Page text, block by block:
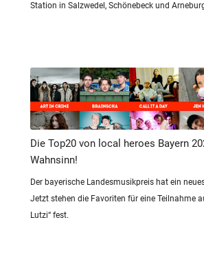
Station in Salzwedel, Schönebeck und
Die Top20 von local heroes Bayern
Wahnsinn!
Der bayerische Landesmusikpreis hat ein
Jetzt stehen die Favoriten für eine Teilnahme
Lutzi“ fest.